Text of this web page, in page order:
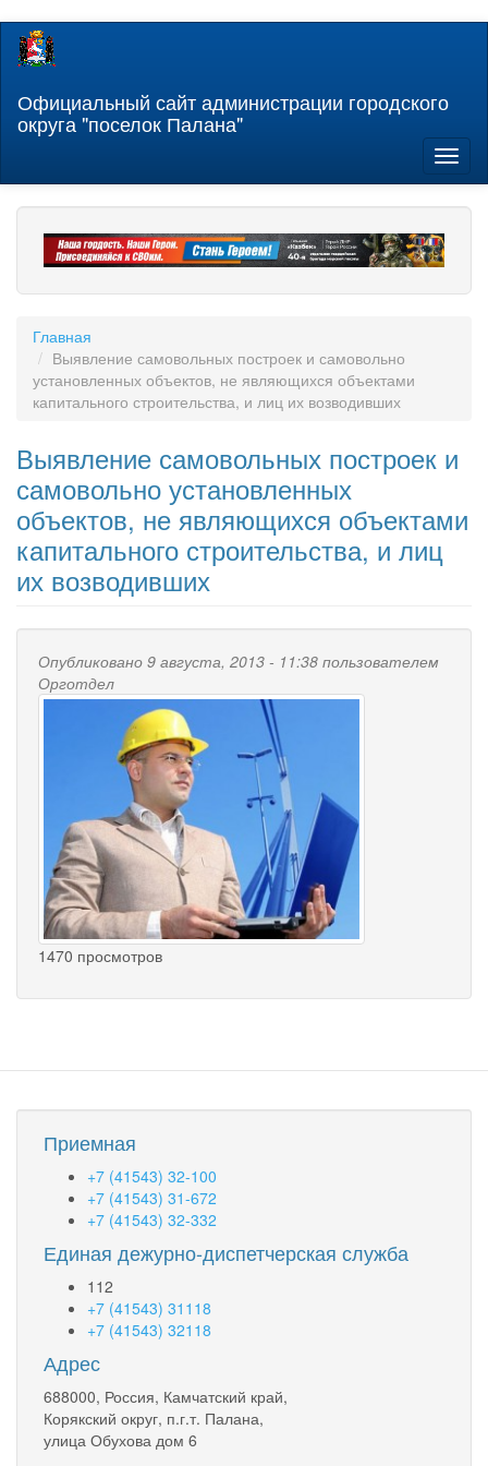
Перейти
содержанию
Официальный сайт администрации городского
округа "поселок Палана"
Главная
Выявление самовольных построек и самовольно
установленных объектов, не являющихся объектами
капитального строительства, и лиц их возводивших
Выявление самовольных построек и
самовольно установленных
объектов, не являющихся объектами
капитального строительства, и лиц
их возводивших
Опубликовано 9 августа, 2013 - 11:38 пользователем
Орготдел
1470 просмотров
Приемная
+7 (41543) 32-100
+7 (41543) 31-672
+7 (41543) 32-332
Единая дежурно-диспетчерская служба
112
+7 (41543) 31118
+7 (41543) 32118
Адрес
688000, Россия, Камчатский край,
Корякский округ, п.г.т. Палана,
улица Обухова дом 6